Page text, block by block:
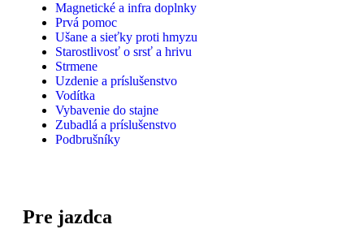
Magnetické a infra doplnky
Prvá pomoc
Ušane a sieťky proti hmyzu
Starostlivosť o srsť a hrivu
Strmene
Uzdenie a príslušenstvo
Vodítka
Vybavenie do stajne
Zubadlá a príslušenstvo
Podbrušníky
Pre jazdca